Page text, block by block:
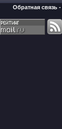
Обратная связь -